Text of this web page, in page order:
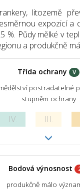
litozemě
expozicí a
%. Půdy mělké v
a produkčně
Třída ochrany V
postradatelné
stupněm ochrany
IV. III.
Bodová výnosnost
produkčně málo